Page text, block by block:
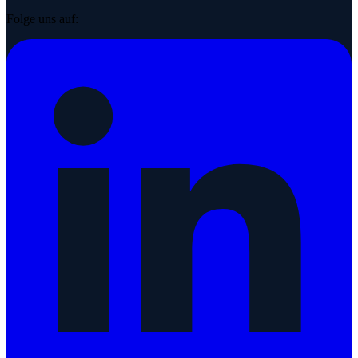
Folge uns auf: